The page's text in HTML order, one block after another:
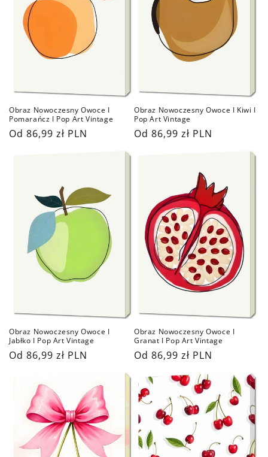
Obraz Nowoczesny Owoce I
Pomarańcz I Pop Art Vintage
Cena
Od 86,99 zł PLN
Obraz Nowoczesny Owoce I Kiwi I
Pop Art Vintage
Cena
Od 86,99 zł PLN
Obraz Nowoczesny Owoce I
Jabłko I Pop Art Vintage
Cena
Od 86,99 zł PLN
Obraz Nowoczesny Owoce I
Granat I Pop Art Vintage
Cena
Od 86,99 zł PLN